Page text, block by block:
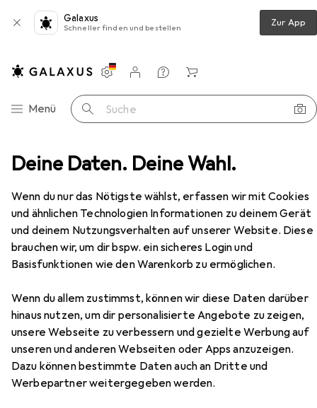
Deine Daten. Deine Wahl.
Wenn du nur das Nötigste wählst, erfassen wir mit Cookies
und ähnlichen Technologien Informationen zu deinem Gerät
und deinem Nutzungsverhalten auf unserer Website. Diese
brauchen wir, um dir bspw. ein sicheres Login und
Basisfunktionen wie den Warenkorb zu ermöglichen.
Wenn du allem zustimmst, können wir diese Daten darüber
hinaus nutzen, um dir personalisierte Angebote zu zeigen,
unsere Webseite zu verbessern und gezielte Werbung auf
unseren und anderen Webseiten oder Apps anzuzeigen.
Dazu können bestimmte Daten auch an Dritte und
Werbepartner weitergegeben werden.
Galaxus
Schneller finden und bestellen Zur App
Navigation nach Kategorien
Menü Suche
Einstellungen
Kundenkonto
Vergleichslisten
Merklisten
Warenkorb
TV + Heimkino Fernbedienung Sony RMF-TX600E
EUR
37,52
SonyRMF-TX600E
Gerätespezifische Fernbedienung, Infrarot